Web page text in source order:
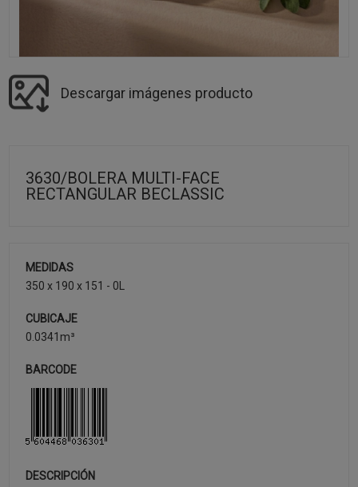
Descargar imágenes producto
3630/BOLERA MULTI-FACE
RECTANGULAR BECLASSIC
MEDIDAS
350 x 190 x 151 - 0L
CUBICAJE
0.0341m³
BARCODE
DESCRIPCIÓN